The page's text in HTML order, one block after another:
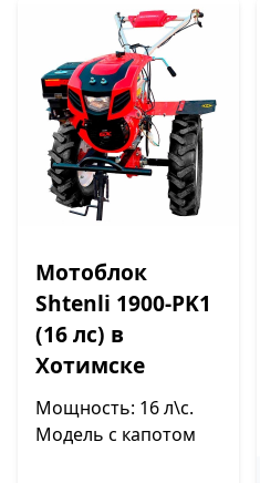
Мотоблок
Shtenli 1900-PK1
(16 лс) в
Хотимске
Мощность: 16 л\с.
Модель с капотом